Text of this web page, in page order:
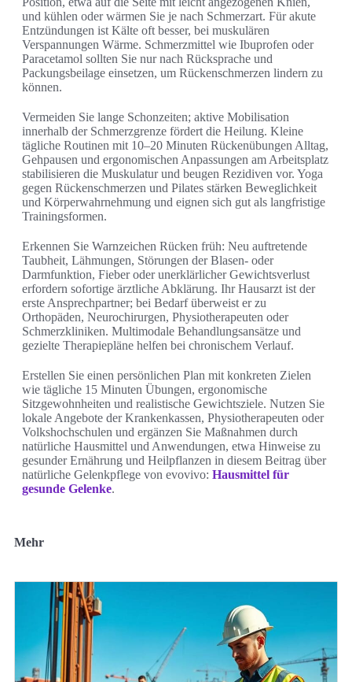
und kühlen oder wärmen Sie je nach Schmerzart. Für akute
Entzündungen ist Kälte oft besser, bei muskulären
Verspannungen Wärme. Schmerzmittel wie Ibuprofen oder
Paracetamol sollten Sie nur nach Rücksprache und
Packungsbeilage einsetzen, um Rückenschmerzen lindern zu
können.
Vermeiden Sie lange Schonzeiten; aktive Mobilisation
innerhalb der Schmerzgrenze fördert die Heilung. Kleine
tägliche Routinen mit 10–20 Minuten Rückenübungen Alltag,
Gehpausen und ergonomischen Anpassungen am Arbeitsplatz
stabilisieren die Muskulatur und beugen Rezidiven vor. Yoga
gegen Rückenschmerzen und Pilates stärken Beweglichkeit
und Körperwahrnehmung und eignen sich gut als langfristige
Trainingsformen.
Erkennen Sie Warnzeichen Rücken früh: Neu auftretende
Taubheit, Lähmungen, Störungen der Blasen- oder
Darmfunktion, Fieber oder unerklärlicher Gewichtsverlust
erfordern sofortige ärztliche Abklärung. Ihr Hausarzt ist der
erste Ansprechpartner; bei Bedarf überweist er zu
Orthopäden, Neurochirurgen, Physiotherapeuten oder
Schmerzkliniken. Multimodale Behandlungsansätze und
gezielte Therapiepläne helfen bei chronischem Verlauf.
Erstellen Sie einen persönlichen Plan mit konkreten Zielen
wie tägliche 15 Minuten Übungen, ergonomische
Sitzgewohnheiten und realistische Gewichtsziele. Nutzen Sie
lokale Angebote der Krankenkassen, Physiotherapeuten oder
Volkshochschulen und ergänzen Sie Maßnahmen durch
natürliche Hausmittel und Anwendungen, etwa Hinweise zu
gesunder Ernährung und Heilpflanzen in diesem Beitrag über
natürliche Gelenkpflege von evovivo: Hausmittel für
gesunde Gelenke.
Mehr